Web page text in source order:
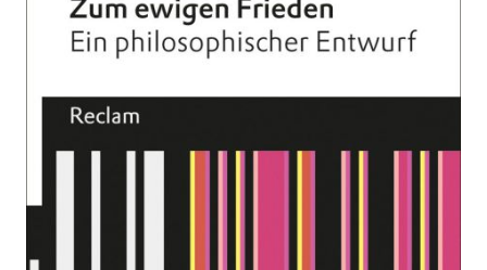
Frieden
Zur Wunschliste hinzufügen